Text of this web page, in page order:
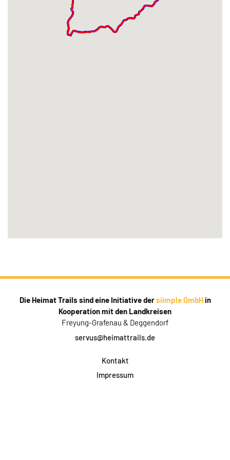
Die Heimat Trails sind eine Initiative dersiimple GmbHin
Kooperation mit den Landkreisen
Freyung-Grafenau & Deggendorf
servus@heimattrails.de
Kontakt
Impressum